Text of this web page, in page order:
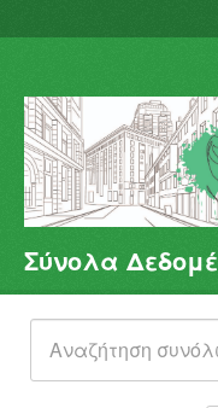
Σύνολα Δεδομένων
Φορείς
Ομάδες
Σχετικά
Σύνολα